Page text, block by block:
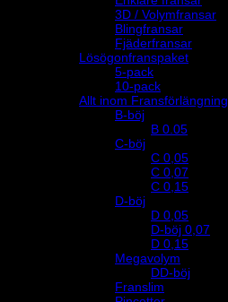
3D / Volymfransar
Blingfransar
Fjäderfransar
Lösögonfranspaket
5-pack
10-pack
Allt inom Fransförlängning
B-böj
B 0.05
C-böj
C 0,05
C 0,07
C 0,15
D-böj
D 0,05
D-böj 0,07
D 0,15
Megavolym
DD-böj
Franslim